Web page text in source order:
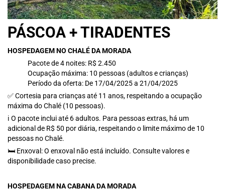
PÁSCOA + TIRADENTES
HOSPEDAGEM NO CHALÉ DA MORADA
Pacote de 4 noites: R$ 2.450
Ocupação máxima: 10 pessoas (adultos e crianças)
Período da oferta: De 17/04/2025 a 21/04/2025
✅ Cortesia para crianças até 11 anos, respeitando a ocupação
máxima do Chalé (10 pessoas).
ℹ O pacote inclui até 6 adultos. Para pessoas extras, há um
adicional de R$ 50 por diária, respeitando o limite máximo de 10
pessoas no Chalé.
🛏 Enxoval: O enxoval não está incluído. Consulte valores e
disponibilidade caso precise.
HOSPEDAGEM NA CABANA DA MORADA